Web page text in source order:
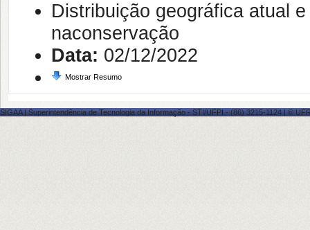
Distribuição geográfica atual
naconservação
Data: 02/12/2022
Mostrar Resumo
SIGAA | Superintendência de Tecnologia da Informação - STI/UFPI - (86) 3215-1124 | ©